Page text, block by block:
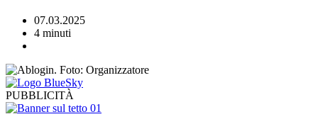
07.03.2025
4 minuti
PUBBLICITÀ